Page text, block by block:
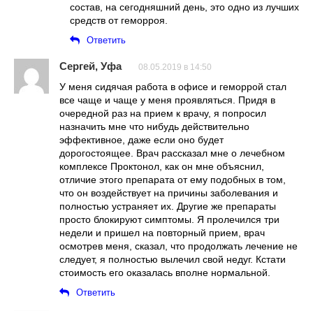
состав, на сегодняшний день, это одно из лучших
средств от геморроя.
Ответить
Сергей, Уфа 08.05.2019 в 14:50
У меня сидячая работа в офисе и геморрой стал
все чаще и чаще у меня проявляться. Придя в
очередной раз на прием к врачу, я попросил
назначить мне что нибудь действительно
эффективное, даже если оно будет
дорогостоящее. Врач рассказал мне о лечебном
комплексе Проктонол, как он мне объяснил,
отличие этого препарата от ему подобных в том,
что он воздействует на причины заболевания и
полностью устраняет их. Другие же препараты
просто блокируют симптомы. Я пролечился три
недели и пришел на повторный прием, врач
осмотрев меня, сказал, что продолжать лечение не
следует, я полностью вылечил свой недуг. Кстати
стоимость его оказалась вполне нормальной.
Ответить